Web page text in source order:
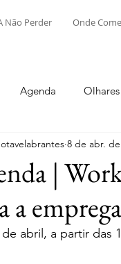
Não Perder Onde
Agenda Olhares
Souto Alvega e
|
a
8 de abr. de
de abril, a partir das